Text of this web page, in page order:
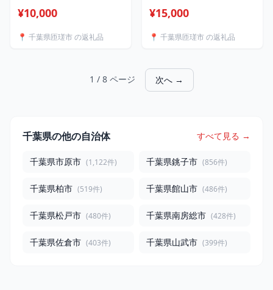
ー」5kg（10～13本） ／
コーン スイートコーン 恵
¥10,000
📍 千葉県匝瑳市 の返礼品
塩麹 西京漬け 銀鮭 粕漬け
個包装 贈答 贈り物 おつま
¥15,000
📍 千葉県匝瑳市 の返礼品
1 / 8 ページ 次へ →
千葉県の他の自治体 すべて見る →
千葉県市原市 (1,122件) 千葉県銚子市 (856件)
千葉県柏市 (519件) 千葉県館山市 (486件)
千葉県松戸市 (480件) 千葉県南房総市 (428件)
千葉県佐倉市 (403件) 千葉県山武市 (399件)